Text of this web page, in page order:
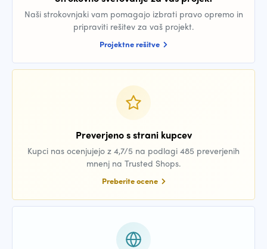
Naši strokovnjaki vam pomagajo izbrati pravo opremo in
pripraviti rešitev za vaš projekt.
Projektne rešitve
Preverjeno s strani kupcev
Kupci nas ocenjujejo z 4,7/5 na podlagi 485 preverjenih
mnenj na Trusted Shops.
Preberite ocene